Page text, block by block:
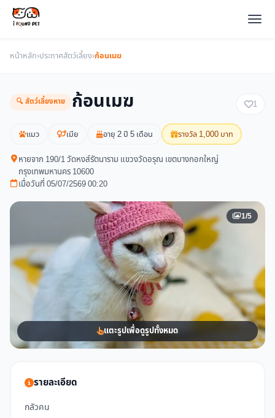
หน้าหลัก›ประกาศสัตว์เลี้ยง›ก้อนเมฆ
🔍 สัตว์เลี้ยงหาย ก้อนเมฆ 1
แมว เมีย อายุ 2 ปี 5 เดือน รางวัล 1,000 บาท
หายจาก 190/1 วัดหงส์รัตนาราม แขวงวัดอรุณ เขตบางกอกใหญ่
กรุงเทพมหานคร 10600
เมื่อวันที่ 05/07/2569 00:20
1/5
แตะรูปเพื่อดูรูปทั้งหมด
รายละเอียด
กลัวคน